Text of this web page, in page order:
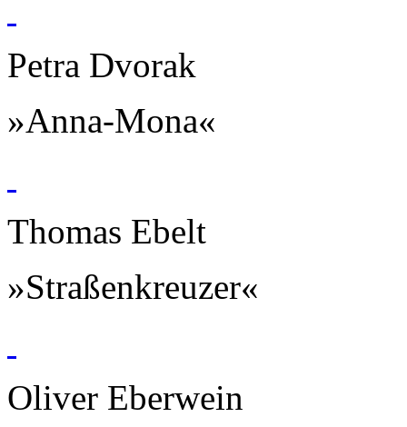
Petra Dvorak
»Anna-Mona«
Thomas Ebelt
»Straßenkreuzer«
Oliver Eberwein